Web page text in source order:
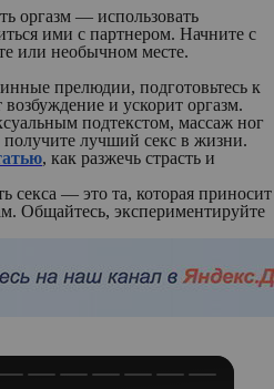
оргазм — использовать
ими с партнером. Начните с
или необычном месте.
прелюдии, подготовьтесь к
и ускорит оргазм.
подтекстом, массаж ног
лучший секс в жизни.
, как разжечь страсть и
секса — это та, которая приносит
Общайтесь, экспериментируйте